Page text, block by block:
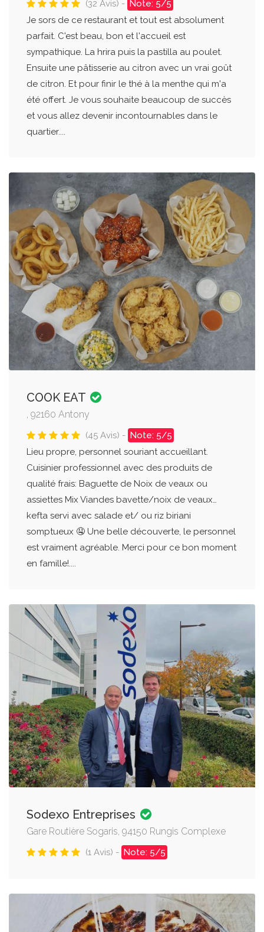
(32 Avis) - Note: 5/5
Je sors de ce restaurant et tout est absolument
parfait. C'est beau, bon et l'accueil est
sympathique. La hrira puis la pastilla au poulet.
Ensuite une pâtisserie au citron avec un vrai goût
de citron. Et pour finir le thé à la menthe qui m'a
été offert. Je vous souhaite beaucoup de succès
et vous allez devenir incontournables dans le
quartier....
COOK EAT
, 92160 Antony
(45 Avis) - Note: 5/5
Lieu propre, personnel souriant accueillant.
Cuisinier professionnel avec des produits de
qualité frais: Baguette de Noix de veaux ou
assiettes Mix Viandes bavette/noix de veaux…
kefta servi avec salade et/ ou riz biriani
somptueux 🤤 Une belle découverte, le personnel
est vraiment agréable. Merci pour ce bon moment
en famille!....
Sodexo Entreprises
Gare Routière Sogaris, 94150 Rungis Complexe
(1 Avis) - Note: 5/5